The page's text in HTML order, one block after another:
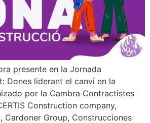
presente en la Jornada
Dones liderant el canvi en la
por la Cambra Contractistes
Construction company,
Cardoner Group, Construcciones